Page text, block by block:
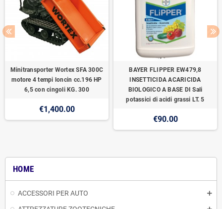
HOME
ACCESSORI PER AUTO
Minitransporter Wortex SFA 300C
motore 4 tempi loncin cc.196 HP
6,5 con cingoli KG. 300
€1,400.00
BAYER FLIPPER EW479,8
INSETTICIDA ACARICIDA
BIOLOGICO A BASE DI Sali
potassici di acidi grassi LT. 5
€90.00